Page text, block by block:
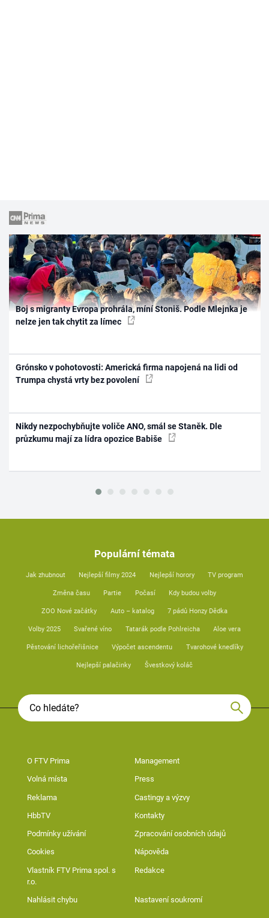
Boj s migranty Evropa prohrála, míní Stoniš. Podle Mlejnka je
nelze jen tak chytit za límec
Grónsko v pohotovosti: Americká firma napojená na lidi od
Trumpa chystá vrty bez povolení
Nikdy nezpochybňujte voliče ANO, smál se Staněk. Dle
průzkumu mají za lídra opozice Babiše
Populární témata
Jak zhubnout Nejlepší filmy 2024 Nejlepší horory TV program
Změna času Partie Počasí Kdy budou volby
ZOO Nové začátky Auto – katalog 7 pádů Honzy Dědka
Volby 2025 Svařené víno Tatarák podle Pohlreicha Aloe vera
Pěstování lichořeřišnice Výpočet ascendentu Tvarohové knedlíky
Nejlepší palačinky Švestkový koláč
O FTV Prima Management
Volná místa Press
Reklama Castingy a výzvy
HbbTV Kontakty
Podmínky užívání Zpracování osobních údajů
Cookies Nápověda
Vlastník FTV Prima spol. s
r.o.
Redakce
Nahlásit chybu Nastavení soukromí